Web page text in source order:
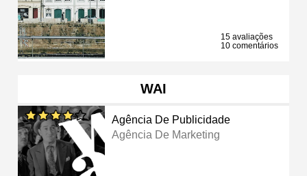
15 avaliações
10 comentários
WAI
Agência De Publicidade
Agência De Marketing